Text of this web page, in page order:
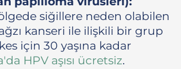
siğillere neden olabilen
kanseri ile ilişkili bir grup
için 30 yaşına kadar
HPV aşısı ücretsiz.